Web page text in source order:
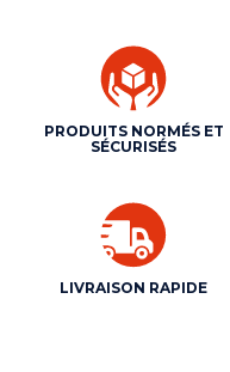
PRODUITS NORMÉS ET
SÉCURISÉS
LIVRAISON RAPIDE